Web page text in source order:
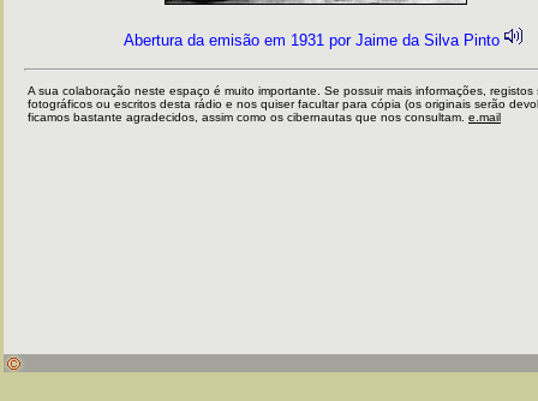
Abertura da emisão em 1931 por Jaime da Silva Pinto
A sua colaboração neste espaço é muito importante. Se possuir mais informações, registos
fotográficos ou escritos desta rádio e nos quiser facultar para cópia (os originais serão
ficamos bastante agradecidos, assim como os cibernautas que nos consultam. e.mail